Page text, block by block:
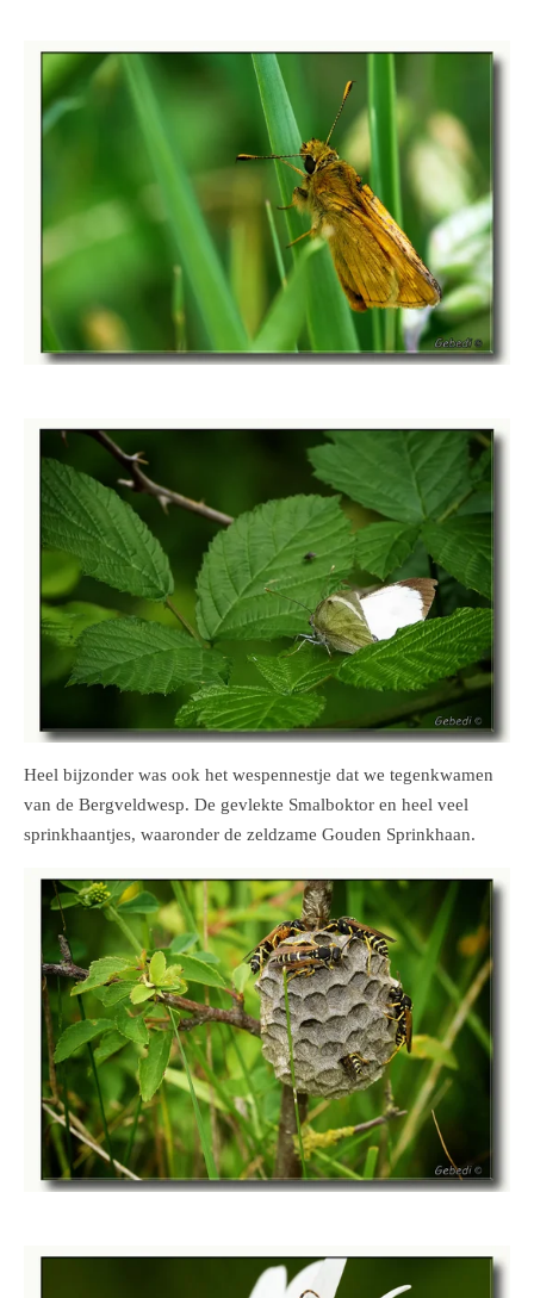
Heel bijzonder was ook het wespennestje dat we tegenkwamen
van de Bergveldwesp. De gevlekte Smalboktor en heel veel
sprinkhaantjes, waaronder de zeldzame Gouden Sprinkhaan.